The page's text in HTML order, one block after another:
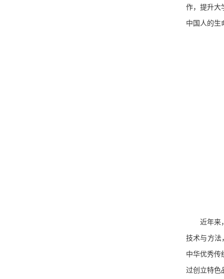
作，提升大
中国人的生
近年来
技术与方法
中华优秀传
过创立特色